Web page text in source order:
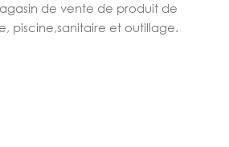
de vente de produit de
piscine,sanitaire et outillage.